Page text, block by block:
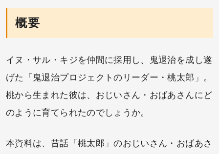
概要
イヌ・サル・キジを仲間に採用し、鬼退治を成し遂
げた「鬼退治プロジェクトのリーダー・桃太郎」。
桃から生まれた彼は、おじいさん・おばあさんにど
のように育てられたのでしょうか。
本資料は、昔話「桃太郎」のおじいさん・おばあさ